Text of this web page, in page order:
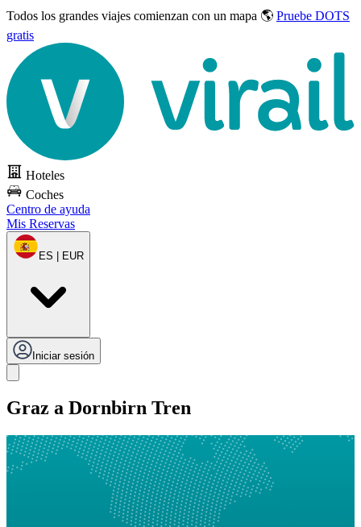
Todos los grandes viajes comienzan con un mapa 🌎 Pruebe DOTS
gratis
Hoteles
Coches
Centro de ayuda
Mis Reservas
ES | EUR
Iniciar sesión
Graz a Dornbirn Tren